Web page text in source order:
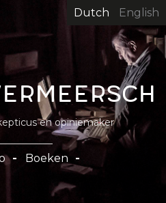
Dutch English
en opiniemaker
Boeken